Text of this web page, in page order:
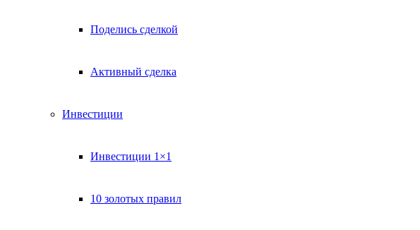
Поделись сделкой
Активный сделка
Инвестиции
Инвестиции 1×1
10 золотых правил